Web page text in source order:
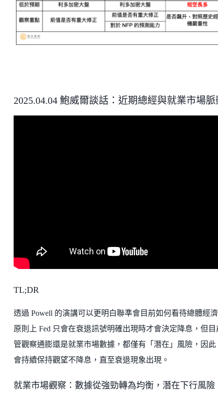
2025.04.04 鮑威爾談話：近期總經與就業市場脈
TL;DR
透過 Powell 的演講可以更明白聯準會目前如何看待總體經
原則上 Fed 只會在衰退訊號明確出現時才會決定降息，但目
管觀察通膨還是就業市場數據，都僅有「潛在」風險，因此
會持續保持觀望不降息，直至衰退現象出現。
就業市場觀察：數據從強勁轉為均衡，潛在下行風險